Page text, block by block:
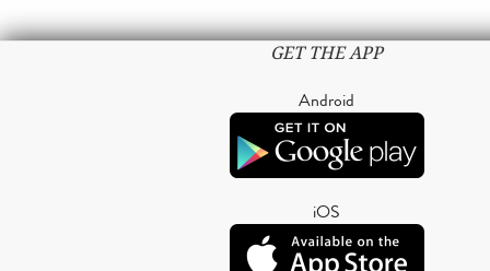
GET THE APP
Android
iOS